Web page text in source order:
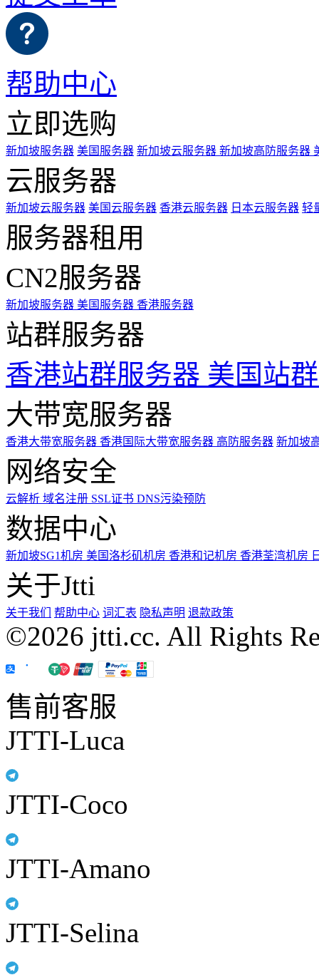
帮助中心
立即选购
新加坡服务器 美国服务器 新加坡云服务器 新加坡高防服务器
云服务器
新加坡云服务器 美国云服务器 香港云服务器 日本云服务器 轻
服务器租用
CN2服务器
新加坡服务器 美国服务器 香港服务器
站群服务器
香港站群服务器 美国站
大带宽服务器
香港大带宽服务器 香港国际大带宽服务器 高防服务器 新加坡
网络安全
云解析 域名注册 SSL证书 DNS污染预防
数据中心
新加坡SG1机房 美国洛杉矶机房 香港和记机房 香港荃湾机房
关于Jtti
关于我们 帮助中心 词汇表 隐私声明 退款政策
©2026 jtti.cc. All Rights
售前客服
JTTI-Luca
JTTI-Coco
JTTI-Amano
JTTI-Selina